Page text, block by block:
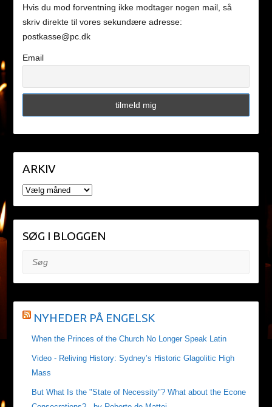
Hvis du mod forventning ikke modtager nogen mail, så
skriv direkte til vores sekundære adresse:
postkasse@pc.dk
Email
ARKIV
ARKIV
SØG I BLOGGEN
Søg
NYHEDER PÅ ENGELSK
When the Princes of the Church No Longer Speak Latin
Video - Reliving History: Sydney’s Historic Glagolitic High
Mass
But What Is the "State of Necessity"? What about the Econe